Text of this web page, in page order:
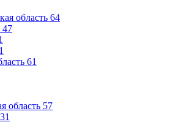
область 64
47
1
61
область 57
31